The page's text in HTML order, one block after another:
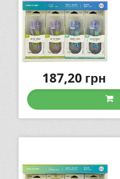
187,20грн